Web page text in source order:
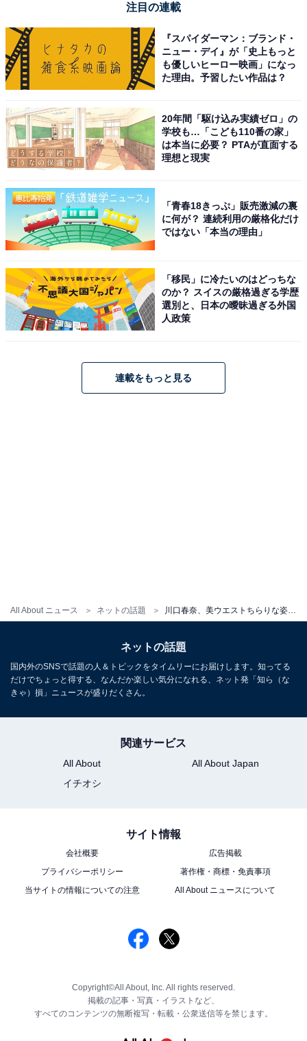
All About ニュース ネットの話題
注目の連載
『スパイダーマン：ブランド・
ニュー・デイ』が「史上もっと
も優しいヒーロー映画」になっ
た理由。予習したい作品は？
20年間「駆け込み実績ゼロ」の
学校も…「こども110番の家」
は本当に必要？ PTAが直面する
理想と現実
「青春18きっぷ」販売激減の裏
に何が？ 連続利用の厳格化だけ
ではない「本当の理由」
「移民」に冷たいのはどっちな
のか？ スイスの厳格過ぎる学歴
選別と、日本の曖昧過ぎる外国
人政策
連載をもっと見る
ネットの話題
国内外のSNSで話題の人＆トピックをタイムリーにお届けします。知ってる
だけでちょっと得する、なんだか楽しい気分になれる、ネット発「知ら（な
きゃ）損」ニュースが盛りだくさん。
関連サービス
All About
All About Japan
イチオシ
サイト情報
会社概要
広告掲載
プライバシーポリシー
著作権・商標・免責事項
当サイトの情報についての注意
All About ニュースについて
Copyright©All About, Inc. All rights reserved.
掲載の記事・写真・イラストなど、
すべてのコンテンツの無断複写・転載・公衆送信等を禁じます。